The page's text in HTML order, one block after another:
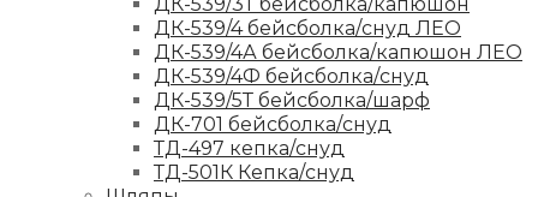
ДК-539/4 бейсболка/снуд ЛЕО
ДК-539/4А бейсболка/капюшон ЛЕО
ДК-539/4Ф бейсболка/снуд
ДК-539/5Т бейсболка/шарф
ДК-701 бейсболка/снуд
ТД-497 кепка/снуд
ТД-501К Кепка/снуд